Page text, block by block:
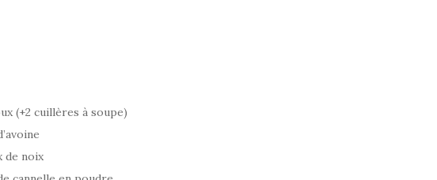
(+2 cuillères à soupe)
de noix